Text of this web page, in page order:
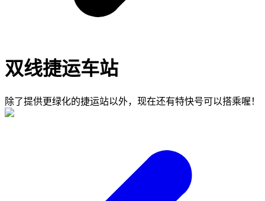
双线捷运车站
除了提供更绿化的捷运站以外，现在还有特快号可以搭乘喔！